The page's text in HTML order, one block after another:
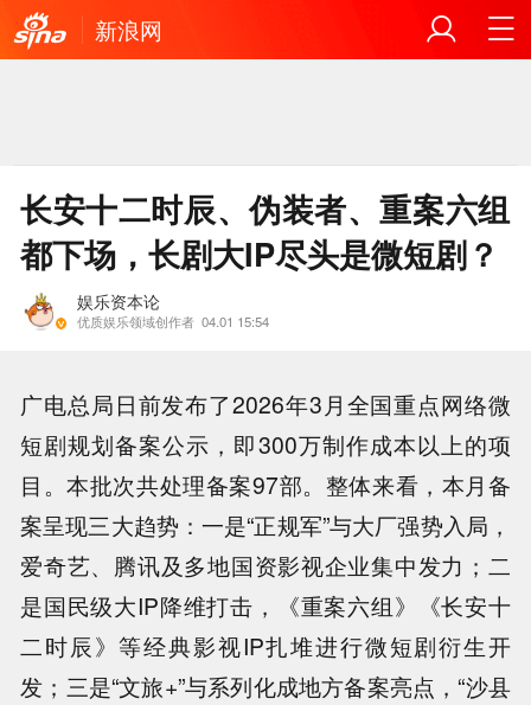
新浪网
长安十二时辰、伪装者、重案六组
都下场，长剧大IP尽头是微短剧？
娱乐资本论
优质娱乐领域创作者 04.01 15:54
广电总局日前发布了2026年3月全国重点网络微
短剧规划备案公示，即300万制作成本以上的项
目。本批次共处理备案97部。整体来看，本月备
案呈现三大趋势：一是“正规军”与大厂强势入局，
爱奇艺、腾讯及多地国资影视企业集中发力；二
是国民级大IP降维打击，《重案六组》《长安十
二时辰》等经典影视IP扎堆进行微短剧衍生开
发；三是“文旅+”与系列化成地方备案亮点，“沙县